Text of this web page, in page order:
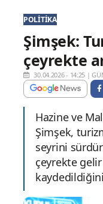
POLITIKA
Şimşek:
çeyrekte
30.04.2026 - 14:25 |
Hazine ve
Şimşek,
seyrini
çeyrekte gelir
kaydedildiğini